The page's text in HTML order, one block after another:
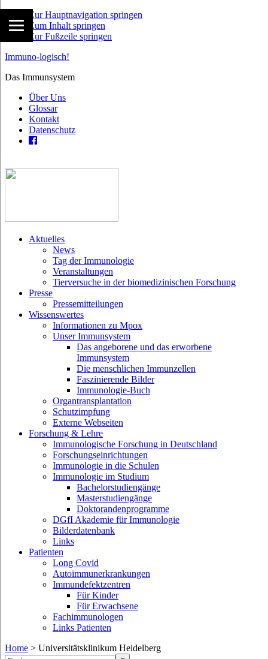
Zur Hauptnavigation springen
Zum Inhalt springen
Zur Fußzeile springen
Immuno-logisch!
Das Immunsystem
Über Uns
Glossar
Kontakt
Datenschutz
Aktuelles
News
Tag der Immunologie
Veranstaltungen
Tierversuche in der biomedizinischen Forschung
Presse
Pressemitteilungen
Wissenswertes
Informationen zu Mpox
Unser Immunsystem
Das angeborene und das erworbene
Immunsystem
Die menschlichen Immunzellen
Faszinierende Bilder
Immunologie-Buch
Organtransplantation
Schutzimpfung
Externe Webseiten
Forschung & Lehre
Immunologische Forschung in Deutschland
Forschungseinrichtungen
Immunologie in die Schulen
Immunologie im Studium
Bachelorstudiengänge
Masterstudiengänge
Doktorandenprogramme
DGfI Akademie für Immunologie
Bilderdatenbank
Links
Patienten
Long Covid
Autoimmunerkrankungen
Immundefektzentren
Für Kinder
Für Erwachsene
Fachimmunologen
Links Patienten
Home > Universitätsklinikum Heidelberg